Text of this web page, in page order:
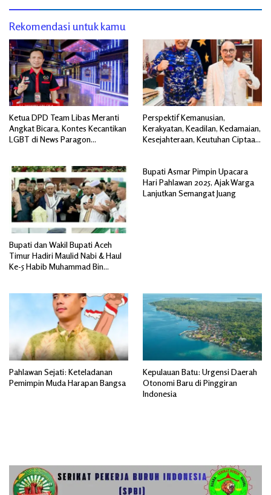
Rekomendasi untuk kamu
Ketua DPD Team Libas Meranti
Angkat Bicara, Kontes Kecantikan
LGBT di News Paragon
Perspektif Kemanusian,
Kerakyatan, Keadilan, Kedamaian,
Kesejahteraan, Keutuhan Ciptaan
Tengah, Timur Indonesia
Bupati dan Wakil Bupati Aceh
Timur Hadiri Maulid Nabi & Haul
Ke-5 Habib Muhammad Bin
Bupati Asmar Pimpin Upacara
Hari Pahlawan 2025, Ajak Warga
Lanjutkan Semangat Juang
Pahlawan Sejati: Keteladanan
Pemimpin Muda Harapan Bangsa
Kepulauan Batu: Urgensi Daerah
Otonomi Baru di Pinggiran
Indonesia